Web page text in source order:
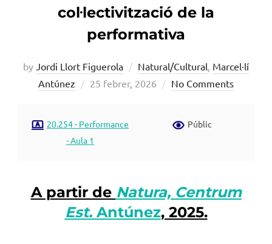
col·lectivització de la
performativa
by Jordi Llort Figuerola Natural/Cultural Marcel·lí
Antúnez
Posted
25 febrer, 2026 No Comments
20.254 - Performance
- Aula 1
Públic
A partir de Natura, Centrum
Est. Antúnez, 2025.